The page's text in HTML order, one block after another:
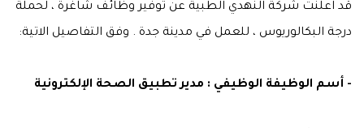
قد اعلنت شركة النهدي الطبية عن توفير وظائف شاغرة ، لحملة
درجة البكالوريوس ، للعمل في مدينة جدة . وفق التفاصيل الاتية:
- أسم الوظيفة الوظيفي : مدير تطبيق الصحة الإلكترونية